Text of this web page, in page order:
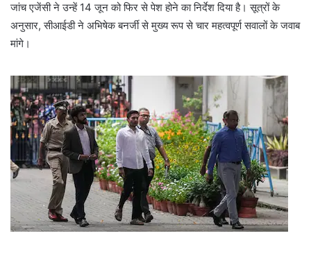
जांच एजेंसी ने उन्हें 14 जून को फिर से पेश होने का निर्देश दिया है। सूत्रों के
अनुसार, सीआईडी ने अभिषेक बनर्जी से मुख्य रूप से चार महत्वपूर्ण सवालों के जवाब
मांगे।